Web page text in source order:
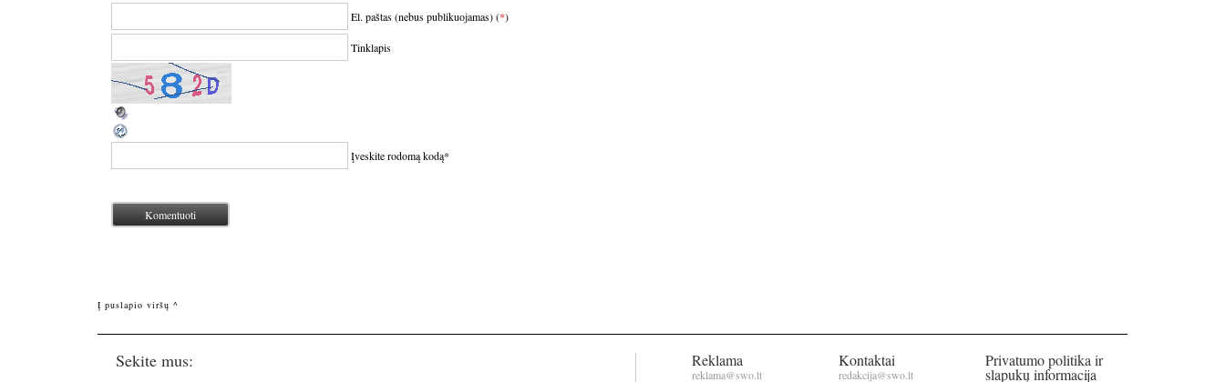
El. paštas (nebus publikuojamas) (*)
Tinklapis
Įveskite rodomą kodą*
Į puslapio viršų ^
Sekite mus: Reklama
reklama@swo.lt
Kontaktai
redakcija@swo.lt
Privatumo politika ir
slapukų informacija